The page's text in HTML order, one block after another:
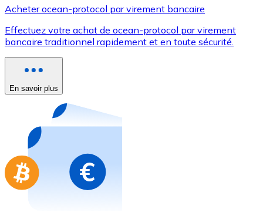
Utilisez les cartes Visa et Mastercard pour acheter
Acheter avec carte
Nouveau
Achetez des cartes-cadeaux de vos marques
Aller à la boutique de cartes-cadeaux
Acheter ocean-protocol par virement bancaire
Effectuez votre achat de ocean-protocol par virement
bancaire traditionnel rapidement et en toute sécurité.
En savoir plus